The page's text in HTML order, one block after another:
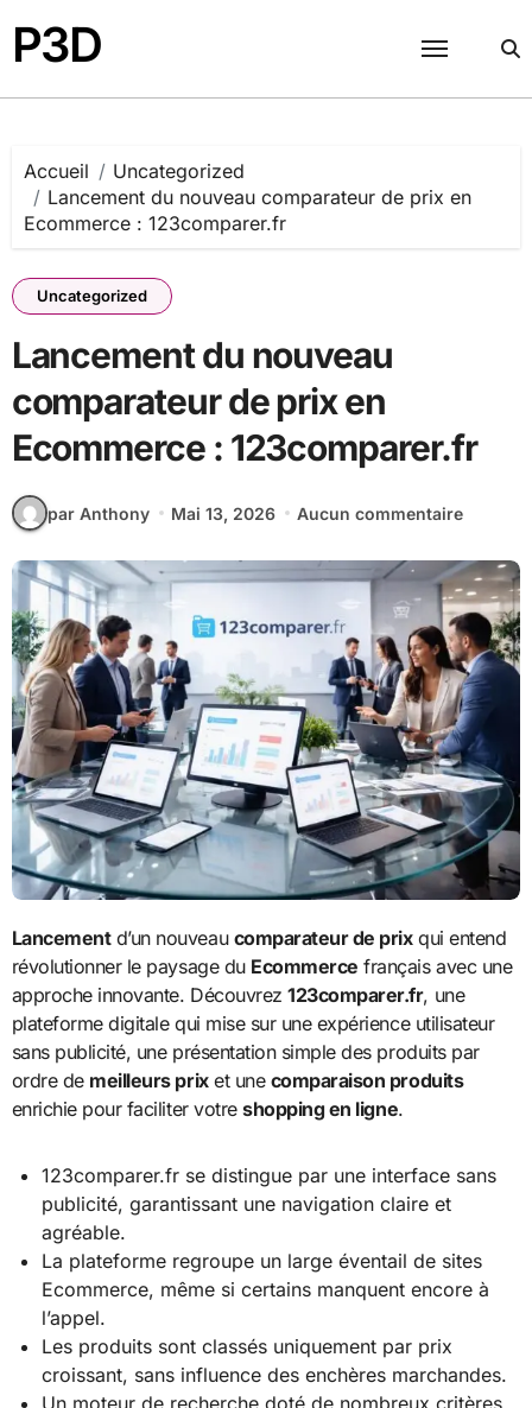
contenu
P3D
Accueil
Uncategorized
Lancement du nouveau comparateur de prix en
Ecommerce : 123comparer.fr
Uncategorized
Lancement du nouveau
comparateur de prix en
Ecommerce : 123comparer.fr
par Anthony Mai 13, 2026 Aucun commentaire
Lancementd’un nouveau comparateur de prixqui entend
révolutionner le paysage du Ecommerce français avec une
approche innovante. Découvrez123comparer.fr, une
plateforme digitale qui mise sur une expérience utilisateur
sans publicité, une présentation simple des produits par
ordre de meilleurs prixet une comparaison produits
enrichie pour faciliter votreshopping en ligne.
123comparer.fr se distingue par une interface sans
publicité, garantissant une navigation claire et
agréable.
La plateforme regroupe un large éventail de sites
Ecommerce, même si certains manquent encore à
l’appel.
Les produits sont classés uniquement par prix
croissant, sans influence des enchères marchandes.